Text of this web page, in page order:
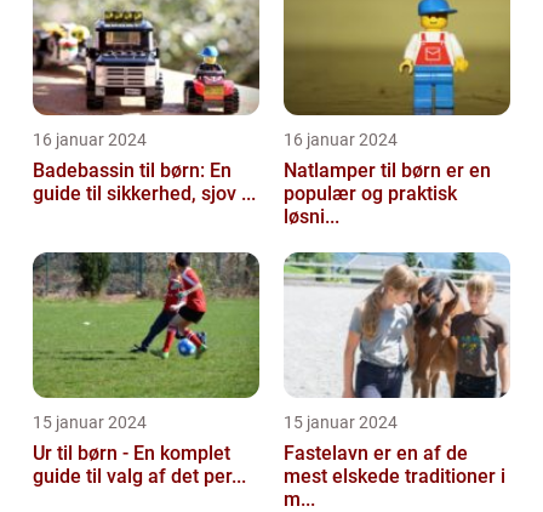
16 januar 2024
Badebassin til børn: En
guide til sikkerhed, sjov ...
16 januar 2024
Natlamper til børn er en
populær og praktisk
løsni...
15 januar 2024
Ur til børn - En komplet
guide til valg af det per...
15 januar 2024
Fastelavn er en af de
mest elskede traditioner i
m...